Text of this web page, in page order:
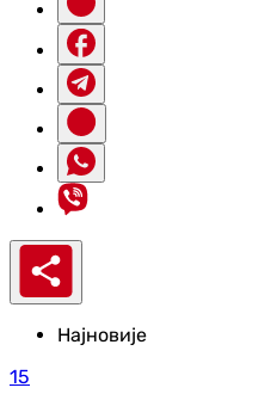
Најновије
15